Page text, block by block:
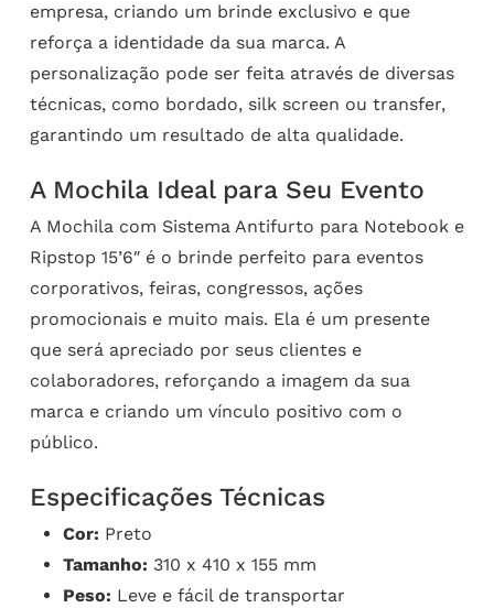
empresa, criando um brinde exclusivo e que
reforça a identidade da sua marca. A
personalização pode ser feita através de diversas
técnicas, como bordado, silk screen ou transfer,
garantindo um resultado de alta qualidade.
A Mochila Ideal para Seu Evento
A Mochila com Sistema Antifurto para Notebook e
Ripstop 15’6″ é o brinde perfeito para eventos
corporativos, feiras, congressos, ações
promocionais e muito mais. Ela é um presente
que será apreciado por seus clientes e
colaboradores, reforçando a imagem da sua
marca e criando um vínculo positivo com o
público.
Especificações Técnicas
Cor: Preto
Tamanho: 310 x 410 x 155 mm
Peso: Leve e fácil de transportar